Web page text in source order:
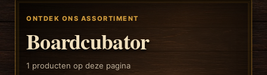
ONTDEK ONS ASSORTIMENT
Boardcubator
1 producten op deze pagina